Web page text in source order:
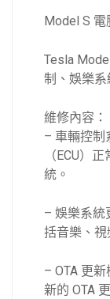
Model S
Tesla
制、娛樂系
維修內容：
– 車輛控制
（ECU）
統。
– 娛樂系統
括音樂、視
– OTA 更
新的 OTA